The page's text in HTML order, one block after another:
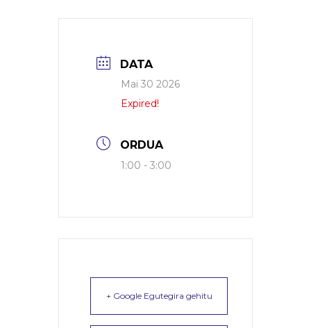
DATA
Mai 30 2026
Expired!
ORDUA
1:00 - 3:00
+ Google Egutegira gehitu